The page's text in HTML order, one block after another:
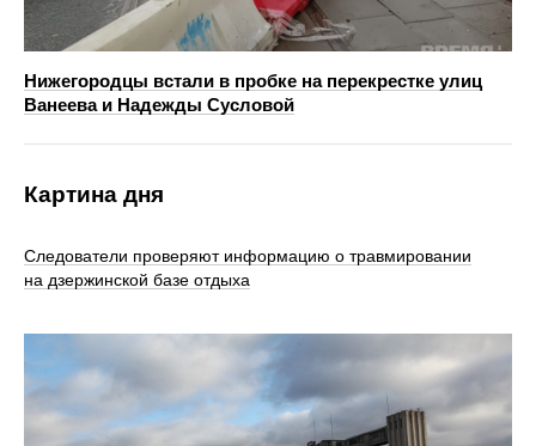
Нижегородцы встали в пробке на перекрестке улиц
Ванеева и Надежды Сусловой
Картина дня
Следователи проверяют информацию о травмировании
на дзержинской базе отдыха